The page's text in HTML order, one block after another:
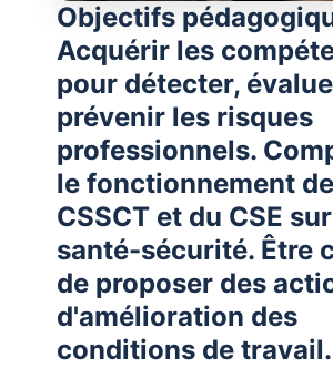
Objectifs
Acquérir les
pour détecter,
prévenir les risques
professionnels.
le fonctionnement
CSSCT et du CSE
santé-sécurité. Être
de proposer des
d'amélioration des
conditions de travail.